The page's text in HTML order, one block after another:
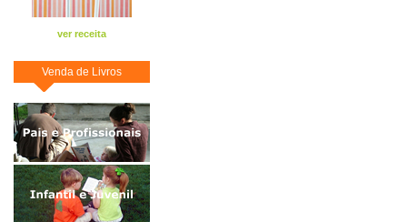
ver receita
Venda de Livros